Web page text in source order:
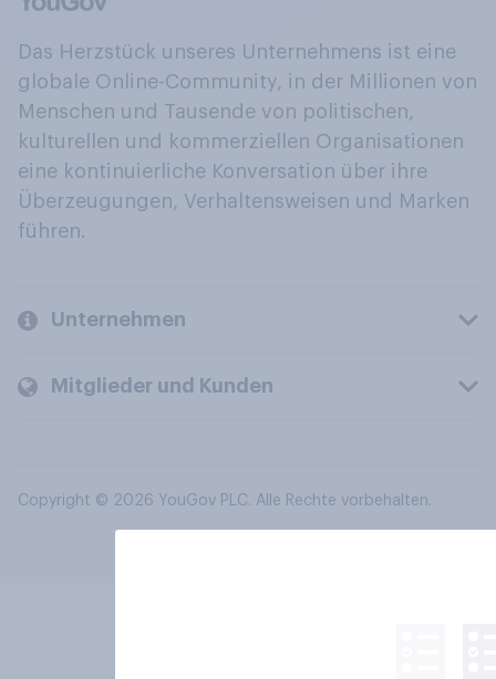
Das Herzstück unseres Unternehmens ist eine
globale Online-Community, in der Millionen von
Menschen und Tausende von politischen,
kulturellen und kommerziellen Organisationen
eine kontinuierliche Konversation über ihre
Überzeugungen, Verhaltensweisen und Marken
führen.
Unternehmen
Mitglieder und Kunden
Copyright © 2026 YouGov PLC. Alle Rechte vorbehalten.